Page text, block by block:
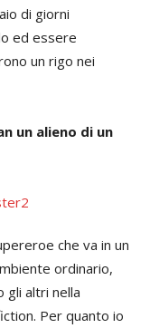
di giorni
ed essere
un rigo nei
un alieno di un
che va in un
ordinario,
gli altri nella
Per quanto io